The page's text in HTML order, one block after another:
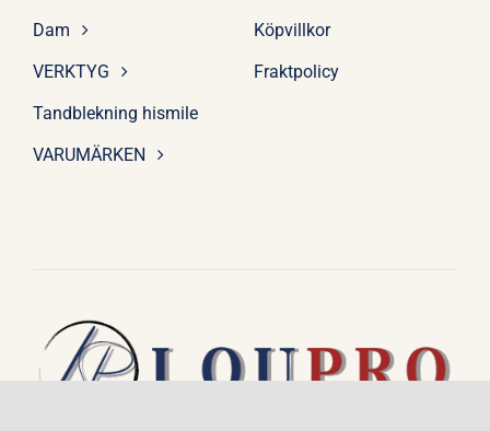
Dam
VERKTYG
Tandblekning hismile
VARUMÄRKEN
Köpvillkor
Fraktpolicy